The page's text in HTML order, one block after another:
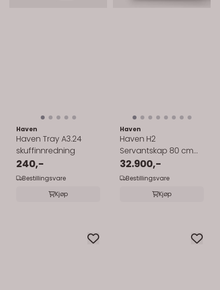
Haven
Haven Tray A3.24
skuffinnredning
240,-
Bestillingsvare
Kjøp
Haven
Haven H2
Servantskap 80 cm
med White Solid
Integrert Servant
32.900,-
Bestillingsvare
Kjøp